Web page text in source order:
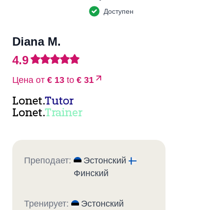
Доступен
Diana M.
4.9
Цена от € 13 to € 31
Lonet.Tutor
Lonet.Trainer
Преподает:
Эстонский
Финский
Тренирует: Эстонский